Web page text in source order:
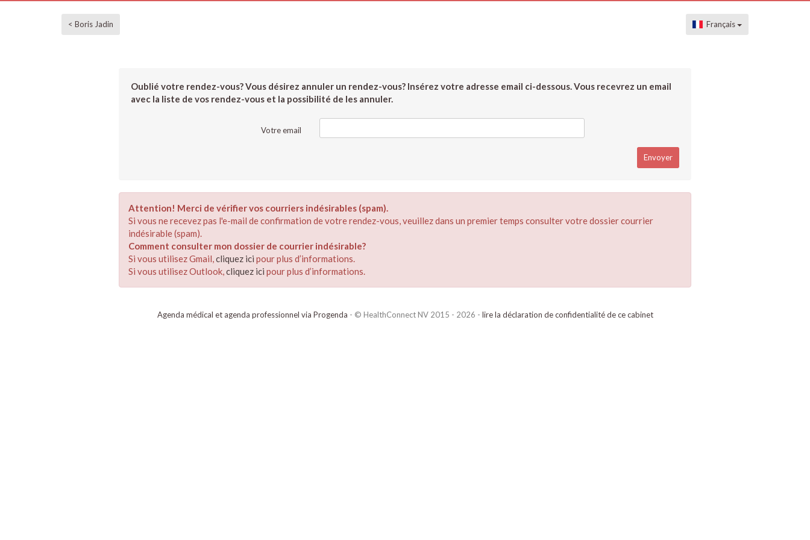
< Boris Jadin Français
Oublié votre rendez-vous? Vous désirez annuler un rendez-vous? Insérez votre adresse email ci-dessous. Vous recevrez un email
avec la liste de vos rendez-vous et la possibilité de les annuler.
Votre email
Attention! Merci de vérifier vos courriers indésirables (spam).
Si vous ne recevez pas l'e-mail de confirmation de votre rendez-vous, veuillez dans un premier temps consulter votre dossier courrier
indésirable (spam).
Comment consulter mon dossier de courrier indésirable?
Si vous utilisez Gmail,cliquez ici pour plus d’informations.
Si vous utilisez Outlook,cliquez ici pour plus d’informations.
Agenda médical et agenda professionnel via Progenda - © HealthConnect NV 2015 - 2026 - lire la déclaration de confidentialité de ce cabinet